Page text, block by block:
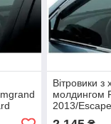
Вітровики з
молдингом
2013/Escape